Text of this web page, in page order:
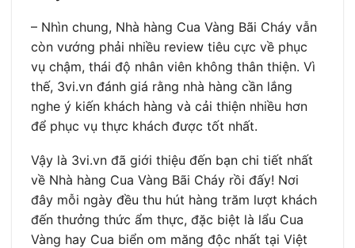
– Nhìn chung, Nhà hàng Cua Vàng Bãi Cháy vẫn
còn vướng phải nhiều review tiêu cực về phục
vụ chậm, thái độ nhân viên không thân thiện. Vì
thế, 3vi.vn đánh giá rằng nhà hàng cần lắng
nghe ý kiến khách hàng và cải thiện nhiều hơn
để phục vụ thực khách được tốt nhất.
Vậy là 3vi.vn đã giới thiệu đến bạn chi tiết nhất
về Nhà hàng Cua Vàng Bãi Cháy rồi đấy! Nơi
đây mỗi ngày đều thu hút hàng trăm lượt khách
đến thưởng thức ẩm thực, đặc biệt là lẩu Cua
Vàng hay Cua biển om măng độc nhất tại Việt